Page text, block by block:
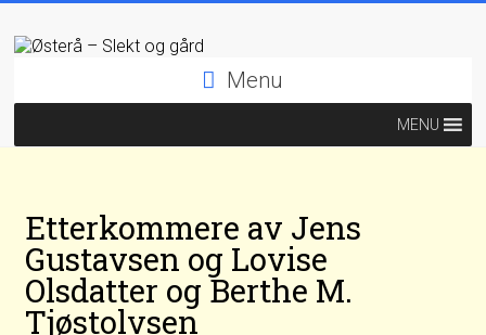
Menu
MENU
Etterkommere av Jens
Gustavsen og Lovise
Olsdatter og Berthe M.
Tjøstolvsen